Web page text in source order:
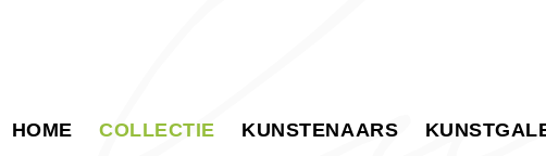
HOME COLLECTIE KUNSTENAARS